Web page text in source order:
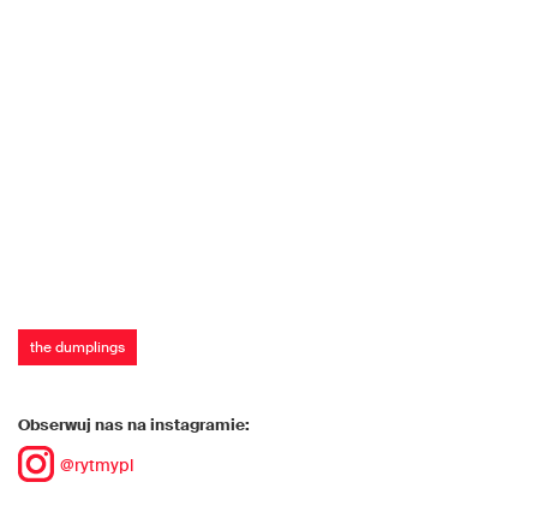
the dumplings
Obserwuj nas na instagramie:
@rytmypl